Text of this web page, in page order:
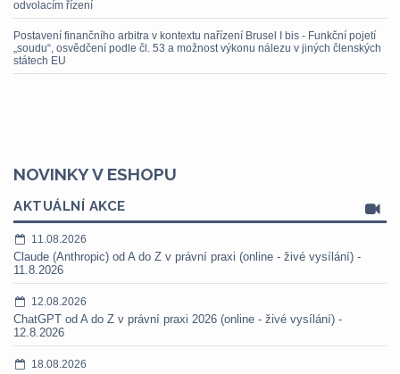
odvolacím řízení
Postavení finančního arbitra v kontextu nařízení Brusel I bis - Funkční pojetí
„soudu“, osvědčení podle čl. 53 a možnost výkonu nálezu v jiných členských
státech EU
NOVINKY V ESHOPU
AKTUÁLNÍ AKCE
11.08.2026
Claude (Anthropic) od A do Z v právní praxi (online - živé vysílání) -
11.8.2026
12.08.2026
ChatGPT od A do Z v právní praxi 2026 (online - živé vysílání) -
12.8.2026
18.08.2026